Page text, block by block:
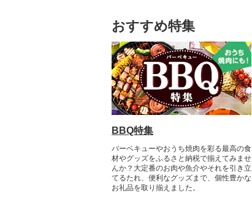
室蘭市
倶知安町
天塩町
京極町
新十津川町
江別市
蘭越町
幌加内町
古平町
中島村
川内村
平田村
飯舘村
矢祭町
楢葉町
湯川村
古河市
小川町
本庄市
熊谷市
白岡市
ときがわ町
朝霞市
美里町
松戸市
匝瑳市
市川市
市原市
羽村市
栄村
坂城町
富士見町
塩尻市
諏訪市
小谷村
松川村
生坂村
南相木村
揖斐川町
北方町
可児市
岐阜市
坂祝町
菊川市
知立市
日進市
常滑市
東浦町
高浜市
豊明市
津島市
美浜町
刈谷市
堺市
大東市
門真市
大阪市
兵庫県（県庁）
播磨町
たつの市
奈良県（県庁）
下市町
小竹町
柳川市
篠栗町
大川市
大牟田市
田川市
鞍手町
福岡県（県庁）
吉富町
甲佐町
錦町
熊本市
菊陽町
芦北町
球磨村
氷川町
八代市
玉東町
西之表市
東串良町
瀬戸内町
鹿児島市
姶良市
喜界町
枕崎市
伊佐市
南九州市
与那国町
おすすめ特集
BBQ特集
バーベキューやおうち焼肉を彩る最高の食
材やグッズをふるさと納税で揃えてみませ
んか？大定番のお肉や魚介やそれを引き立
てるたれ、便利なグッズまで、個性豊かな
お礼品を取り揃えました。